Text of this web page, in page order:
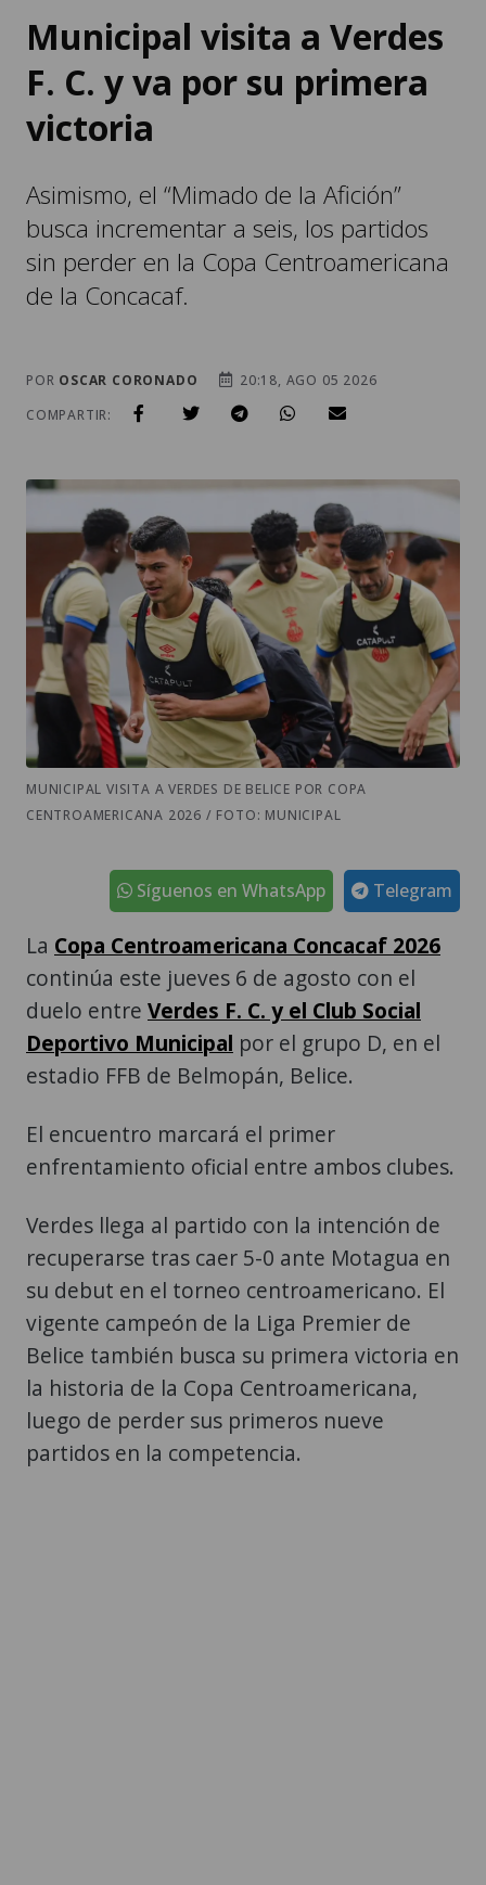
Municipal visita a Verdes
F. C. y va por su primera
victoria
Asimismo, el “Mimado de la Afición”
busca incrementar a seis, los partidos
sin perder en la Copa Centroamericana
de la Concacaf.
POR OSCAR CORONADO
20:18, AGO 05 2026
COMPARTIR:
MUNICIPAL VISITA A VERDES DE BELICE POR COPA
CENTROAMERICANA 2026 / FOTO: MUNICIPAL
Telegram
Síguenos en WhatsApp
La Copa Centroamericana Concacaf 2026
continúa este jueves 6 de agosto con el
duelo entre Verdes F. C. y el Club Social
Deportivo Municipal por el grupo D, en el
estadio FFB de Belmopán, Belice.
El encuentro marcará el primer
enfrentamiento oficial entre ambos clubes.
Verdes llega al partido con la intención de
recuperarse tras caer 5-0 ante Motagua en
su debut en el torneo centroamericano. El
vigente campeón de la Liga Premier de
Belice también busca su primera victoria en
la historia de la Copa Centroamericana,
luego de perder sus primeros nueve
partidos en la competencia.